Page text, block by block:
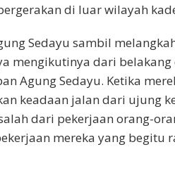
di luar wilayah
Sedayu sambil
mengikutinya dari
Agung Sedayu. Ketika
keadaan jalan dari ujung
dari pekerjaan orang-
mereka yang begitu